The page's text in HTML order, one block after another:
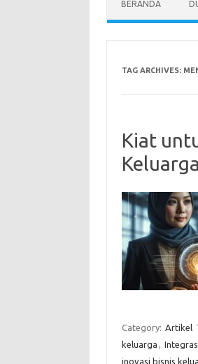
BERANDA
TAG ARCHIVES:
Kiat
Keluarga
Category: Artikel
keluarga ,
inovasi bisnis